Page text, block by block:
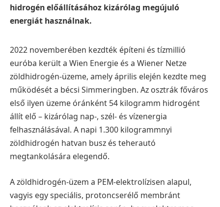
hidrogén előállításához kizárólag megújuló
energiát használnak.
2022 novemberében kezdték építeni és tízmillió
euróba került a Wien Energie és a Wiener Netze
zöldhidrogén-üzeme, amely április elején kezdte meg
működését a bécsi Simmeringben. Az osztrák főváros
első ilyen üzeme óránként 54 kilogramm hidrogént
állít elő – kizárólag nap-, szél- és vízenergia
felhasználásával. A napi 1.300 kilogrammnyi
zöldhidrogén hatvan busz és teherautó
megtankolására elegendő.
A zöldhidrogén-üzem a PEM-elektrolízisen alapul,
vagyis egy speciális, protoncserélő membránt